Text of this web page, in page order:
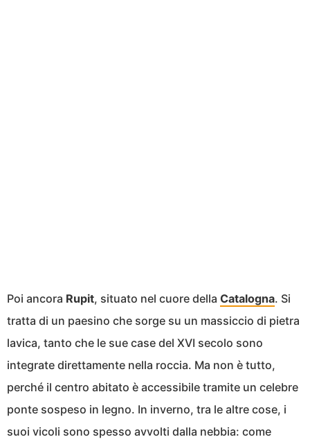
Poi ancora Rupit, situato nel cuore della Catalogna. Si
tratta di un paesino che sorge su un massiccio di pietra
lavica, tanto che le sue case del XVI secolo sono
integrate direttamente nella roccia. Ma non è tutto,
perché il centro abitato è accessibile tramite un celebre
ponte sospeso in legno. In inverno, tra le altre cose, i
suoi vicoli sono spesso avvolti dalla nebbia: come